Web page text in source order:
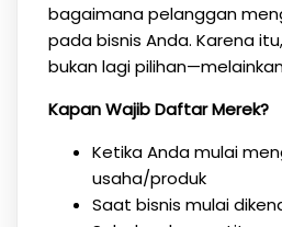
bagaimana pelanggan
pada bisnis Anda. Karena
bukan lagi
Kapan Wajib Daftar Merek?
Ketika Anda mulai
usaha/produk
Saat bisnis mulai